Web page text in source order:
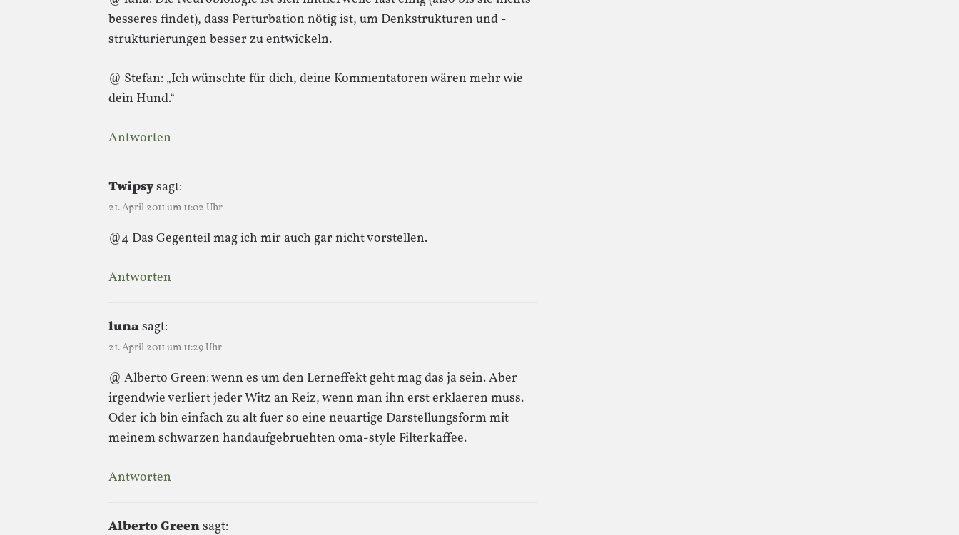
besseres findet), dass Perturbation nötig ist, um Denkstrukturen und -
strukturierungen besser zu entwickeln.
@ Stefan: „Ich wünschte für dich, deine Kommentatoren wären mehr wie
dein Hund.“
Antworten
Twipsysagt:
21. April 2011 um 11:02 Uhr
@4 Das Gegenteil mag ich mir auch gar nicht vorstellen.
Antworten
lunasagt:
21. April 2011 um 11:29 Uhr
@ Alberto Green: wenn es um den Lerneffekt geht mag das ja sein. Aber
irgendwie verliert jeder Witz an Reiz, wenn man ihn erst erklaeren muss.
Oder ich bin einfach zu alt fuer so eine neuartige Darstellungsform mit
meinem schwarzen handaufgebruehten oma-style Filterkaffee.
Antworten
Alberto Greensagt: